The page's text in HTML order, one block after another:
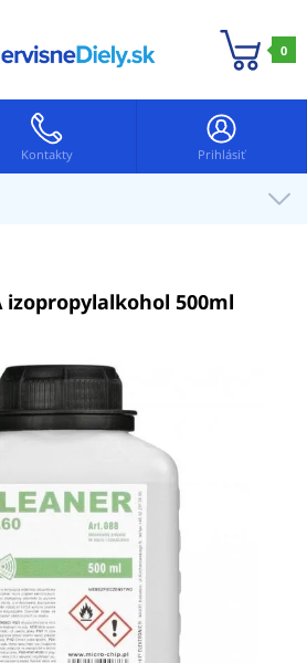
0
Kontakty Prihlásiť
izopropylalkohol 500ml